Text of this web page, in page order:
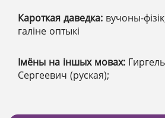
Кароткая даведка: вучоны-
галіне оптыкі
Імёны на іншых мовах:
Сергеевич (руская);